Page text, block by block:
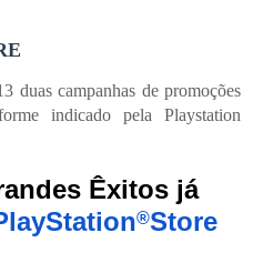
duas campanhas de promoções
indicado pela Playstation
Êxitos já
®Store